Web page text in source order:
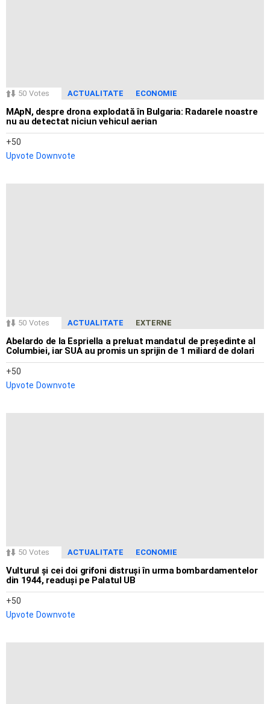
50 Votes ACTUALITATE ECONOMIE
MApN, despre drona explodată în Bulgaria: Radarele noastre
nu au detectat niciun vehicul aerian
50
Upvote Downvote
50 Votes ACTUALITATE EXTERNE
Abelardo de la Espriella a preluat mandatul de președinte al
Columbiei, iar SUA au promis un sprijin de 1 miliard de dolari
50
Upvote Downvote
50 Votes ACTUALITATE ECONOMIE
Vulturul și cei doi grifoni distruși în urma bombardamentelor
din 1944, readuși pe Palatul UB
50
Upvote Downvote